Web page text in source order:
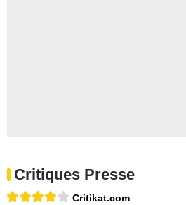
Critiques Presse
Critikat.com